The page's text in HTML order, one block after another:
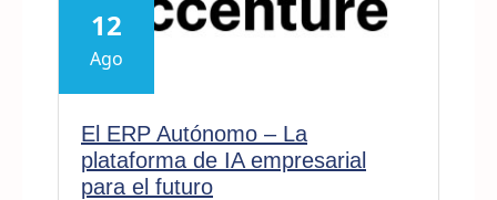
12
Ago
El ERP Autónomo – La
plataforma de IA empresarial
para el futuro